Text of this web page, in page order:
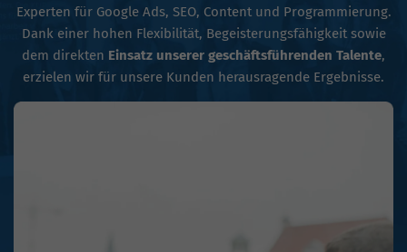
Experten für Google Ads, SEO, Content und Programmierung.
Dank einer hohen Flexibilität, Begeisterungsfähigkeit sowie
dem direkten Einsatz unserer geschäftsführenden Talente,
erzielen wir für unsere Kunden herausragende Ergebnisse.